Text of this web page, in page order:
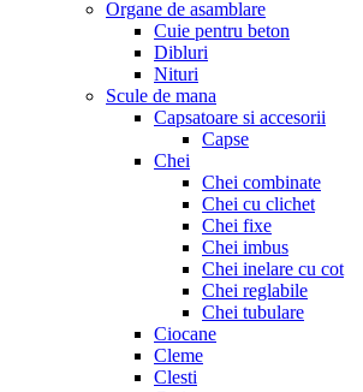
Organe de asamblare
Cuie pentru beton
Dibluri
Nituri
Scule de mana
Capsatoare si accesorii
Capse
Chei
Chei combinate
Chei cu clichet
Chei fixe
Chei imbus
Chei inelare cu cot
Chei reglabile
Chei tubulare
Ciocane
Cleme
Clesti